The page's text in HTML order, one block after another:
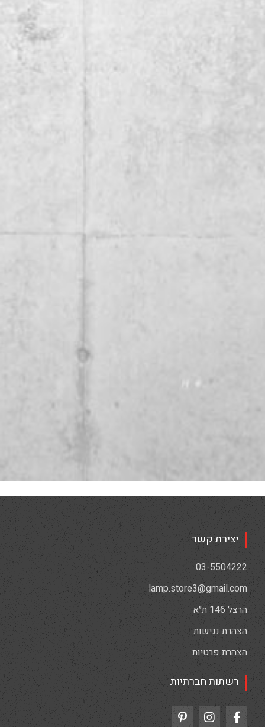
יצירת קשר
03-5504222
lamp.store3@gmail.com
הרצל 146 ת״א
הצהרת נגישות
הצהרת פרטיות
רשתות חברתיות